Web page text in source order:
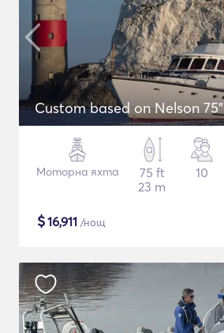
Custom based on Nelson 75"
Моторна яхта
75 ft
23 m
10
$16,911 /нощ